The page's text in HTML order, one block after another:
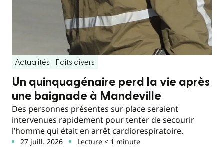
Actualités Faits divers
Un quinquagénaire perd la vie après
une baignade à Mandeville
Des personnes présentes sur place seraient
intervenues rapidement pour tenter de secourir
l’homme qui était en arrêt cardiorespiratoire.
27 juill. 2026 Lecture < 1 minute